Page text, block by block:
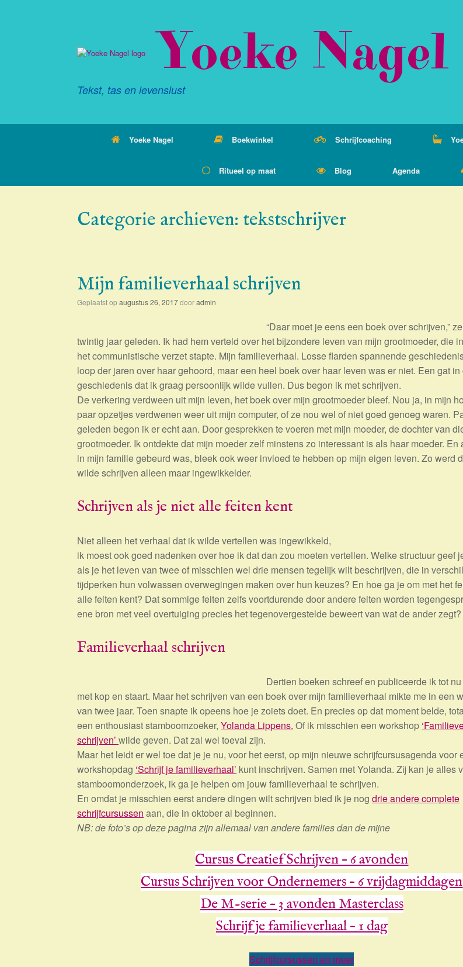
Yoeke Nagel
Tekst, tas en levenslust
Yoeke Nagel Boekwinkel Schrijfcoaching
Ritueel op maat Blog Agenda
Categorie archieven: tekstschrijver
Mijn familieverhaal schrijven
Geplaatst opaugustus 26, 2017dooradmin
“Daar moet je eens een boek over schrijven,”
twintig jaar geleden. Ik had hem verteld over het bijzondere leven van mijn grootmoeder, die
het communistische verzet stapte. Mijn familieverhaal. Losse flarden spannende
loop der jaren over haar gehoord, maar een heel boek over haar leven was er niet. Een gat in
geschiedenis dat ik graag persoonlijk wilde vullen. Dus begon ik met schrijven.
De verkering verdween uit mijn leven, het boek over mijn grootmoeder bleef. Nou ja, in mijn
paar opzetjes verdwenen weer uit mijn computer, of ze nou wel of niet goed genoeg waren.
geleden begon ik er echt aan. Door gesprekken te voeren met mijn moeder, de dochter van
grootmoeder. Ik ontdekte dat mijn moeder zelf minstens zo interessant is als haar moeder. En
in mijn familie gebeurd was, bleek ook weer invloed te hebben op mijn eigen leven. Zo werd
wilde schrijven alleen maar ingewikkelder.
Schrijven als je niet alle feiten kent
Niet alleen het verhaal dat ik wilde vertellen was ingewikkeld,
ik moest ook goed nadenken over hoe ik dat dan zou moeten vertellen. Welke structuur geef
als je het leven van twee of misschien wel drie mensen tegelijk wilt beschrijven, die in
tijdperken hun volwassen overwegingen maken over hun keuzes? En hoe ga je om met het
alle feiten kent? Dat sommige feiten zelfs voortdurende door andere feiten worden
ene bron met veel overtuiging precies het tegenovergestelde beweert van wat de ander zegt?
Familieverhaal schrijven
Dertien boeken schreef en publiceerde ik tot
met kop en staart. Maar het schrijven van een boek over mijn familieverhaal mikte me in een
van twee jaar. Toen snapte ik opeens hoe je zoiets doet. En precies op dat moment belde,
een enthousiast stamboomzoeker, Yolanda Lippens. Of ik misschien een workshop
schrijven’ wilde geven. Dat zal wel toeval zijn.
Maar het leidt er wel toe dat je je nu, voor het eerst, op mijn nieuwe schrijfcursusagenda voor
workshopdag ‘Schrijf je familieverhaal’ kunt inschrijven. Samen met Yolanda. Zij kan je alles
stamboomonderzoek, ik ga je helpen om jouw familieverhaal te schrijven.
En omdat je misschien eerst andere dingen wilt schrijven bied ik je nog drie andere complete
schrijfcursussen aan, die in oktober al beginnen.
NB: de foto’s op deze pagina zijn allemaal van andere families dan de mijne
Cursus Creatief Schrijven – 6 avonden
Cursus Schrijven voor Ondernemers – 6 vrijdagmiddagen
De M-serie – 3 avonden Masterclass
Schrijf je familieverhaal – 1 dag
Schrijfcursussen en meer